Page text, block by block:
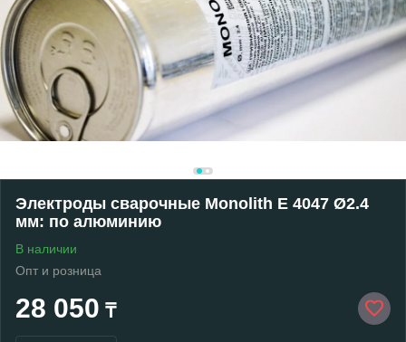
Электроды сварочные Monolith E 4047 Ø2.4
мм: по алюминию
В наличии
Опт и розница
28 050 ₸